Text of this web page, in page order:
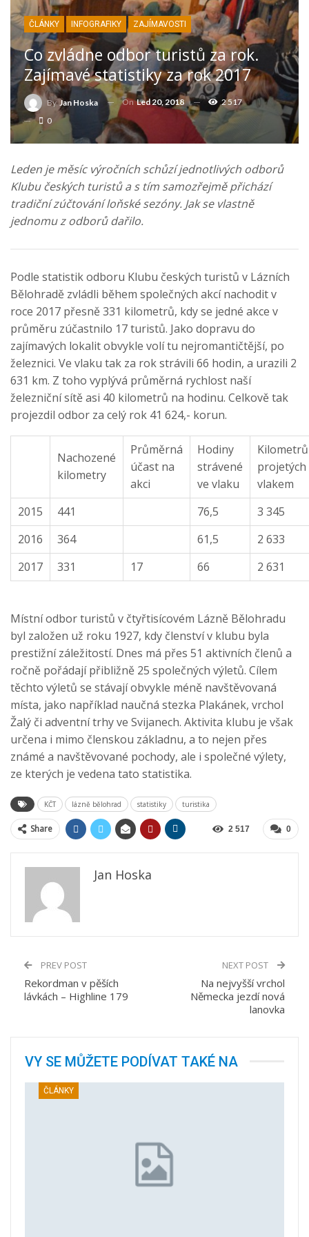
ČLÁNKY INFOGRAFIKY ZAJÍMAVOSTI
Co zvládne odbor turistů za rok.
Zajímavé statistiky za rok 2017
ByJan Hoska OnLed 20, 2018
2 517
0
Leden je měsíc výročních schůzí jednotlivých odborů
Klubu českých turistů a s tím samozřejmě přichází
tradiční zúčtování loňské sezóny. Jak se vlastně
jednomu z odborů dařilo.
Podle statistik odboru Klubu českých turistů v Lázních
Bělohradě zvládli během společných akcí nachodit v
roce 2017 přesně 331 kilometrů, kdy se jedné akce v
průměru zúčastnilo 17 turistů. Jako dopravu do
zajímavých lokalit obvykle volí tu nejromantičtější, po
železnici. Ve vlaku tak za rok strávili 66 hodin, a urazili 2
631 km. Z toho vyplývá průměrná rychlost naší
železniční sítě asi 40 kilometrů na hodinu. Celkově tak
projezdil odbor za celý rok 41 624,- korun.
Nachozené
kilometry
Průměrná
účast na
akci
Hodiny
strávené
ve vlaku
Kilometrů
projetých
vlakem
2015
441 76,5
3 345
2016
364 61,5
2 633
2017
331 17 66 2 631
Místní odbor turistů v čtyřtisícovém Lázně Bělohradu
byl založen už roku 1927, kdy členství v klubu byla
prestižní záležitostí. Dnes má přes 51 aktivních členů a
ročně pořádají přibližně 25 společných výletů. Cílem
těchto výletů se stávají obvykle méně navštěvovaná
místa, jako například naučná stezka Plakánek, vrchol
Žalý či adventní trhy ve Svijanech. Aktivita klubu je však
určena i mimo členskou základnu, a to nejen přes
známé a navštěvované pochody, ale i společné výlety,
ze kterých je vedena tato statistika.
KČT lázně bělohrad statistiky turistika
Share 0
2 517
Jan Hoska
PREV POST
Rekordman v pěších
lávkách – Highline 179
NEXT POST
Na nejvyšší vrchol
Německa jezdí nová
lanovka
VY SE MŮŽETE PODÍVAT TAKÉ NA
ČLÁNKY